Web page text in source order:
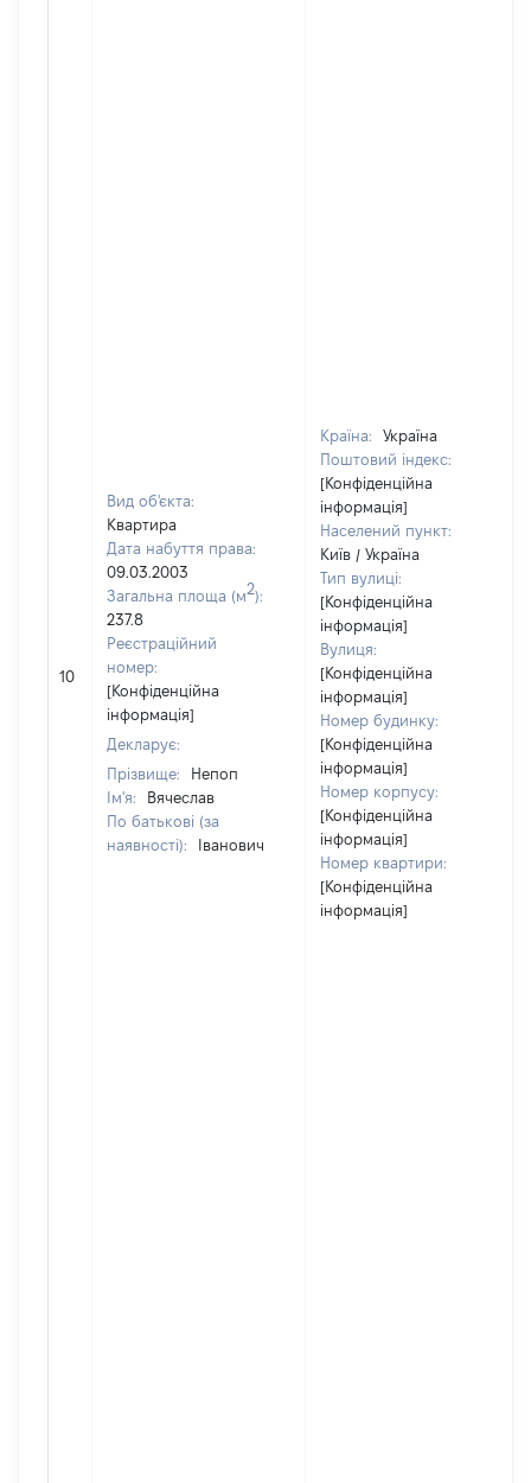
10
Вид об'єкта:
Квартира
Дата набуття права:
09.03.2003
Загальна площа (м2):
237.8
Реєстраційний
номер:
[Конфіденційна
інформація]
Декларує:
Прізвище:
Непоп
Ім'я:
Вячеслав
По батькові (за
наявності):
Іванович
Країна:
Україна
Поштовий індекс:
[Конфіденційна
інформація]
Населений пункт:
Київ / Україна
Тип вулиці:
[Конфіденційна
інформація]
Вулиця:
[Конфіденційна
інформація]
Номер будинку:
[Конфіденційна
інформація]
Номер корпусу:
[Конфіденційна
інформація]
Номер квартири:
[Конфіденційна
інформація]